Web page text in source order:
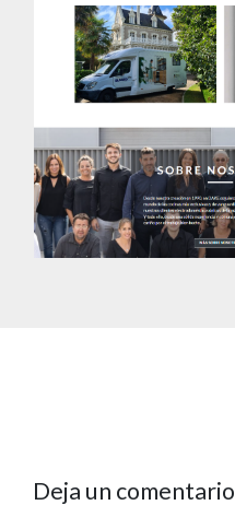
Deja un comentario